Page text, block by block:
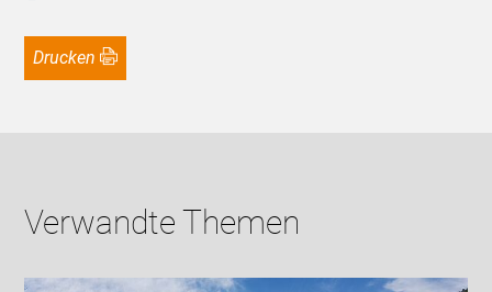
Drucken
Verwandte Themen